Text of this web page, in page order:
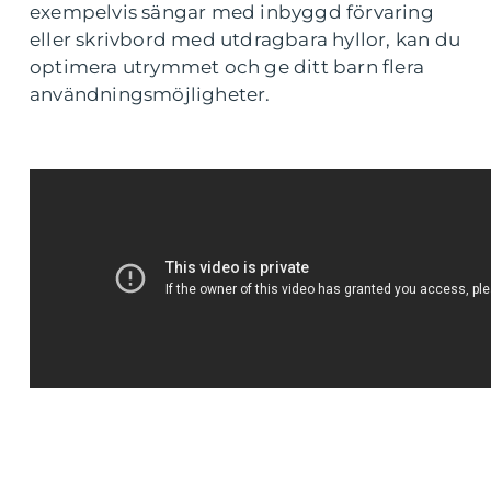
exempelvis sängar med inbyggd förvaring
eller skrivbord med utdragbara hyllor, kan du
optimera utrymmet och ge ditt barn flera
användningsmöjligheter.